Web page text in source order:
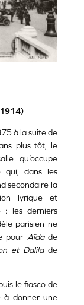
1914)
à la suite de
plus tôt, le
qu’occupe
qui, dans les
secondaire la
lyrique et
: les derniers
parisien ne
pour Aïdade
et Dalilade
le fiasco de
à donner une